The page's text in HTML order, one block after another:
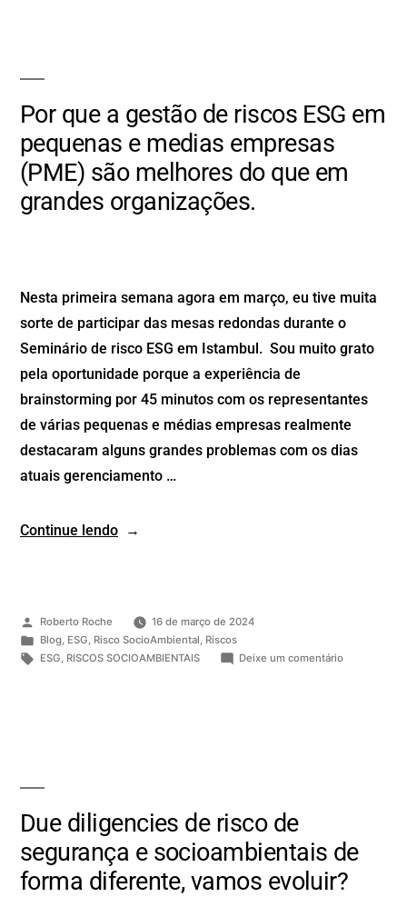
Por que a gestão de riscos ESG em
pequenas e medias empresas
(PME) são melhores do que em
grandes organizações.
Nesta primeira semana agora em março, eu tive muita
sorte de participar das mesas redondas durante o
Seminário de risco ESG em Istambul. Sou muito grato
pela oportunidade porque a experiência de
brainstorming por 45 minutos com os representantes
de várias pequenas e médias empresas realmente
destacaram alguns grandes problemas com os dias
atuais gerenciamento …
Continue lendo
Roberto Roche
16 de março de 2024
Blog, ESG, Risco SocioAmbiental, Riscos
ESG, RISCOS SOCIOAMBIENTAIS Deixe um comentário
Due diligencies de risco de
segurança e socioambientais de
forma diferente, vamos evoluir?